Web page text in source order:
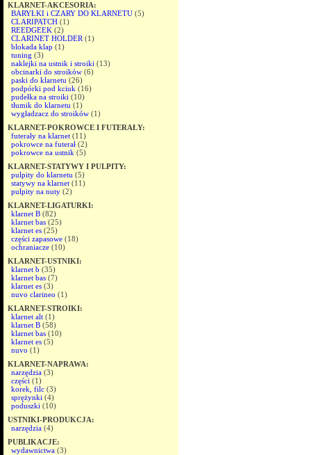
KLARNET-AKCESORIA:
BARYŁKI i CZARY DO KLARNETU (5)
CLARIPATCH (1)
REEDGEEK (2)
CLARINET HOLDER (1)
blokada klap (1)
tuning (3)
naklejki na ustnik i stroiki (13)
obcinarki do stroików (6)
paski do klarnetu (26)
podpórki pod kciuk (16)
pudełka na stroiki (10)
tłumik do klarnetu (1)
wygładzacz do stroików (1)
KLARNET-POKROWCE I FUTERAŁY:
futerały na klarnet (11)
pokrowce na futerał (2)
pokrowce na ustnik (5)
KLARNET-STATYWY I PULPITY:
pulpity do klarnetu (5)
statywy na klarnet (11)
pulpity na nuty (2)
KLARNET-LIGATURKI:
klarnet B (82)
klarnet bas (25)
klarnet es (25)
części zapasowe (18)
ochraniacze (10)
KLARNET-USTNIKI:
klarnet b (35)
klarnet bas (7)
klarnet es (3)
nuvo clarineo (1)
KLARNET-STROIKI:
klarnet alt (1)
klarnet B (58)
klarnet bas (10)
klarnet es (5)
nuvo (1)
KLARNET-NAPRAWA:
narzędzia (3)
części (1)
korek, filc (3)
sprężynki (4)
poduszki (10)
USTNIKI-PRODUKCJA:
narzędzia (4)
PUBLIKACJE:
wydawnictwa (3)